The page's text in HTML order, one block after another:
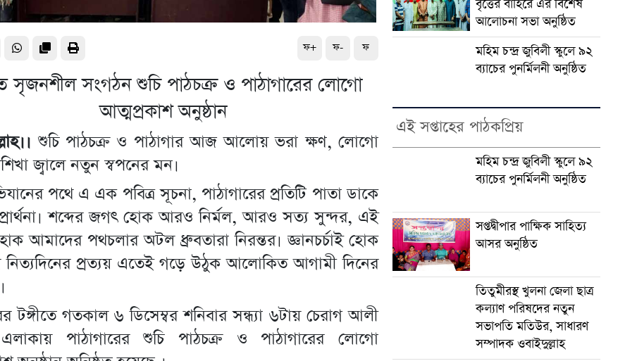
ফ+ ফ- ফ
সৃজনশীল সংগঠন শুচি পাঠচক্র ও পাঠাগারের লোগো
আত্মপ্রকাশ অনুষ্ঠান
শুচি পাঠচক্র ও পাঠাগার আজ আলোয় ভরা ক্ষণ, লোগো
জ্বালে নতুন স্বপনের মন।
পথে এ এক পবিত্র সূচনা, পাঠাগারের প্রতিটি পাতা ডাকে
শব্দের জগৎ হোক আরও নির্মল, আরও সত্য সুন্দর, এই
আমাদের পথচলার অটল ধ্রুবতারা নিরন্তর। জ্ঞানচর্চাই হোক
প্রত্যয় এতেই গড়ে উঠুক আলোকিত আগামী দিনের
টঙ্গীতে গতকাল ৬ ডিসেম্বর শনিবার সন্ধ্যা ৬টায় চেরাগ আলী
এলাকায় পাঠাগারের শুচি পাঠচক্র ও পাঠাগারের লোগো
বৃত্তের বাহিরে এর বিশেষ
আলোচনা সভা অনুষ্ঠিত
মহিম চন্দ্র জুবিলী স্কুলে ৯২
ব্যাচের পুনর্মিলনী অনুষ্ঠিত
এই সপ্তাহের পাঠকপ্রিয়
মহিম চন্দ্র জুবিলী স্কুলে ৯২
ব্যাচের পুনর্মিলনী অনুষ্ঠিত
সপ্তদ্বীপার পাক্ষিক সাহিত্য
আসর অনুষ্ঠিত
তিতুমীরস্থ খুলনা জেলা ছাত্র
কল্যাণ পরিষদের নতুন
সভাপতি মতিউর, সাধারণ
সম্পাদক ওবাইদুল্লাহ